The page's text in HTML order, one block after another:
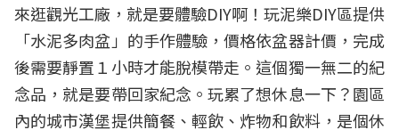
來逛觀光工廠，就是要體驗DIY啊！玩泥樂DIY區提供
「水泥多肉盆」的手作體驗，價格依盆器計價，完成
後需要靜置１小時才能脫模帶走。這個獨一無二的紀
念品，就是要帶回家紀念。玩累了想休息一下？園區
內的城市漢堡提供簡餐、輕飲、炸物和飲料，是個休